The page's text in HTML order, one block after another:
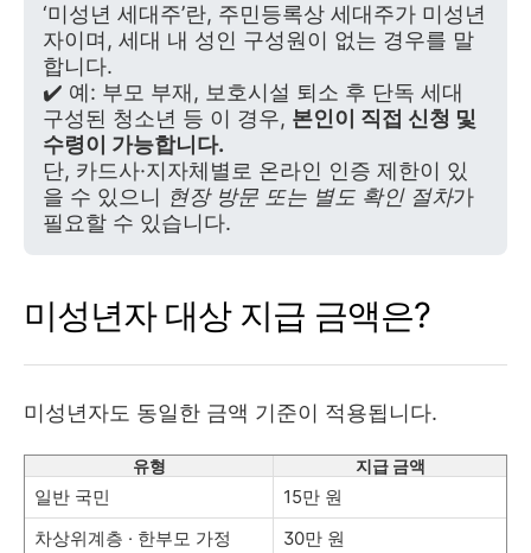
‘미성년 세대주’란, 주민등록상 세대주가 미성년
자이며, 세대 내 성인 구성원이 없는 경우를 말
합니다.
✔️ 예: 부모 부재, 보호시설 퇴소 후 단독 세대
구성된 청소년 등 이 경우, 본인이 직접 신청 및
수령이 가능합니다.
단, 카드사·지자체별로 온라인 인증 제한이 있
을 수 있으니 현장 방문 또는 별도 확인 절차가
필요할 수 있습니다.
미성년자 대상 지급 금액은?
미성년자도 동일한 금액 기준이 적용됩니다.
유형 지급 금액
일반 국민
15만 원
차상위계층 · 한부모 가정
30만 원